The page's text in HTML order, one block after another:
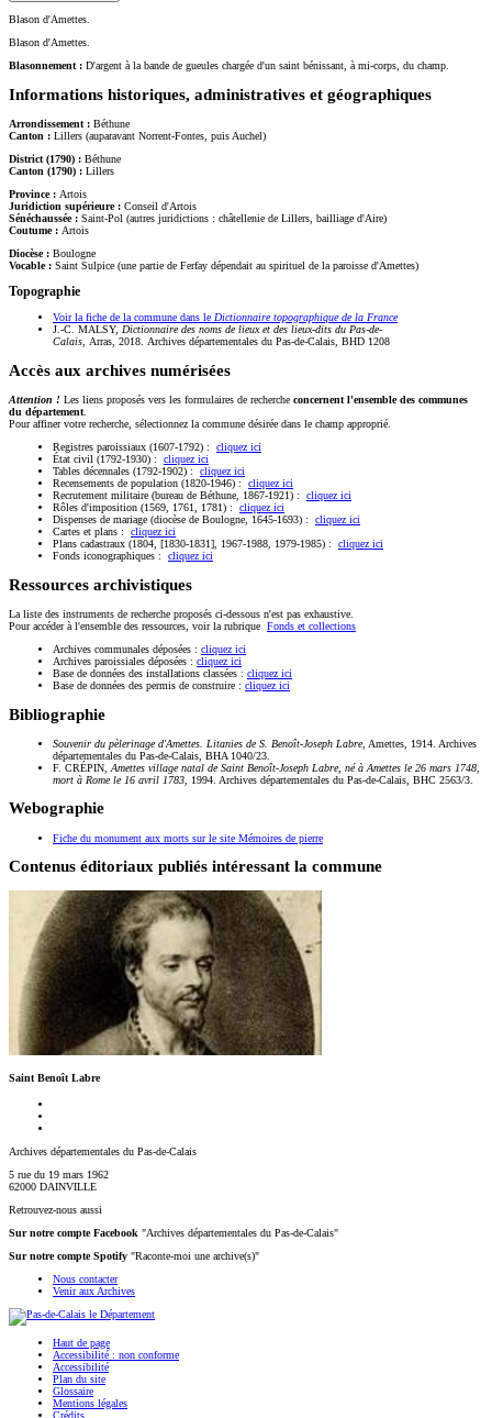
Blason d'Amettes.
Blason d'Amettes.
Blasonnement : D'argent à la bande de gueules chargée d'un saint bénissant, à mi-corps, du champ.
Informations historiques, administratives et géographiques
Arrondissement : Béthune
Canton : Lillers (auparavant Norrent-Fontes, puis Auchel)
District (1790) : Béthune
Canton (1790) : Lillers
Province : Artois
Juridiction supérieure : Conseil d'Artois
Sénéchaussée : Saint-Pol (autres juridictions : châtellenie de Lillers, bailliage d'Aire)
Coutume : Artois
Diocèse : Boulogne
Vocable : Saint Sulpice (une partie de Ferfay dépendait au spirituel de la paroisse d'Amettes)
Topographie
Voir la fiche de la commune dans le Dictionnaire topographique de la France
J.-C. MALSY, Dictionnaire des noms de lieux et des lieux-dits du Pas-de-
Calais, Arras, 2018. Archives départementales du Pas-de-Calais, BHD 1208
Accès aux archives numérisées
Attention ! Les liens proposés vers les formulaires de recherche concernent l'ensemble des communes
du département
Pour affiner votre recherche, sélectionnez la commune désirée dans le champ approprié.
Registres paroissiaux (1607-1792) : cliquez ici
État civil (1792-1930) : cliquez ici
Tables décennales (1792-1902) : cliquez ici
Recensements de population (1820-1946) : cliquez ici
Recrutement militaire (bureau de Béthune, 1867-1921) : cliquez ici
Rôles d'imposition (1569, 1761, 1781) : cliquez ici
Dispenses de mariage (diocèse de Boulogne, 1645-1693) : cliquez ici
Cartes et plans : cliquez ici
Plans cadastraux (1804, [1830-1831], 1967-1988, 1979-1985) : cliquez ici
Fonds iconographiques : cliquez ici
Ressources archivistiques
La liste des instruments de recherche proposés ci-dessous n'est pas exhaustive.
Pour accéder à l'ensemble des ressources, voir la rubrique Fonds et collections
Archives communales déposées : cliquez ici
Archives paroissiales déposées : cliquez ici
Base de données des installations classées : cliquez ici
Base de données des permis de construire : cliquez ici
Bibliographie
Souvenir du pèlerinage d'Amettes. Litanies de S. Benoît-Joseph Labre, Amettes, 1914. Archives
départementales du Pas-de-Calais, BHA 1040/23.
F. CRÉPIN, Amettes village natal de Saint Benoît-Joseph Labre, né à Amettes le 26 mars 1748,
mort à Rome le 16 avril 1783 , 1994. Archives départementales du Pas-de-Calais, BHC 2563/3.
Webographie
Fiche du monument aux morts sur le site Mémoires de pierre
Contenus éditoriaux publiés intéressant la commune
Saint Benoît Labre
Archives départementales du Pas-de-Calais
5 rue du 19 mars 1962
62000 DAINVILLE
Retrouvez-nous aussi
Sur notre compte Facebook "Archives départementales du Pas-de-Calais"
Sur notre compte Spotify "Raconte-moi une archive(s)"
Nous contacter
Venir aux Archives
Haut de page
Accessibilité : non conforme
Accessibilité
Plan du site
Glossaire
Mentions légales
Crédits